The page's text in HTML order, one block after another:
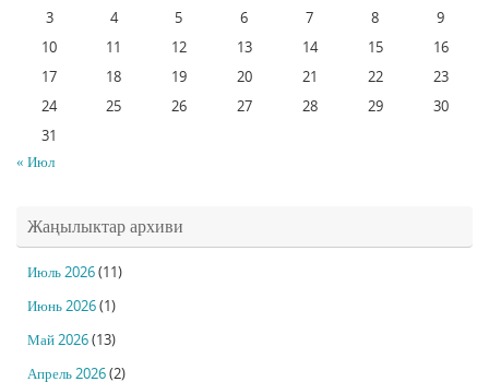
3
4 5 6 7 8
9
10
11 12 13 14 15
16
17
18 19 20 21 22
23
24
25 26 27 28 29
30
31
« Июл
Жаңылыктар архиви
Июль 2026(11)
Июнь 2026(1)
Май 2026(13)
Апрель 2026(2)